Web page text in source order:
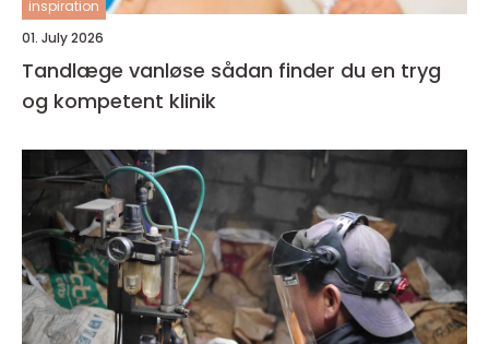
inspiration
01. July 2026
Tandlæge vanløse sådan finder du en tryg
og kompetent klinik